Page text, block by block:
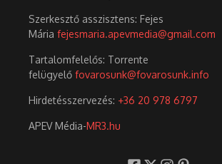
Szerkesztő asszisztens: Fejes
Mária fejesmaria.apevmedia@gmail.com
Tartalomfelelős: Torrente
felügyelő fovarosunk@fovarosunk.info
Hirdetésszervezés: +36 20 978 6797
APEV Média-MR3.hu